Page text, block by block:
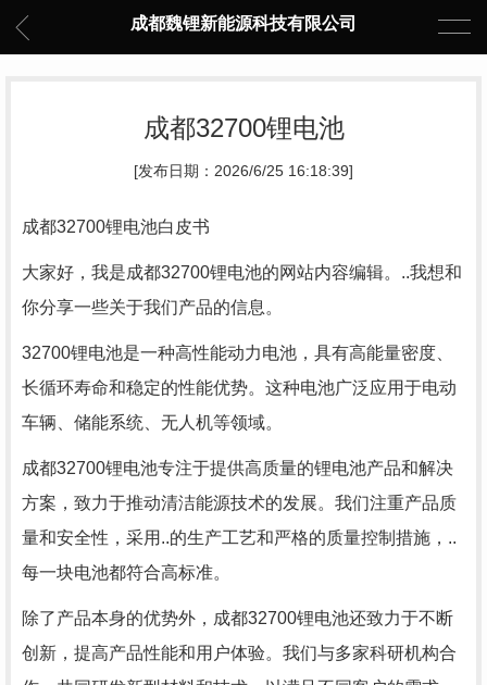
成都魏锂新能源科技有限公司
成都32700锂电池
[发布日期：2026/6/25 16:18:39]
成都32700锂电池白皮书
大家好，我是成都32700锂电池的网站内容编辑。..我想和
你分享一些关于我们产品的信息。
32700锂电池是一种高性能动力电池，具有高能量密度、
长循环寿命和稳定的性能优势。这种电池广泛应用于电动
车辆、储能系统、无人机等领域。
成都32700锂电池专注于提供高质量的锂电池产品和解决
方案，致力于推动清洁能源技术的发展。我们注重产品质
量和安全性，采用..的生产工艺和严格的质量控制措施，..
每一块电池都符合高标准。
除了产品本身的优势外，成都32700锂电池还致力于不断
创新，提高产品性能和用户体验。我们与多家科研机构合